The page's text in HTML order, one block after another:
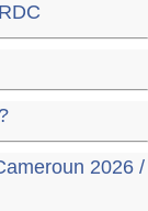
2026 /